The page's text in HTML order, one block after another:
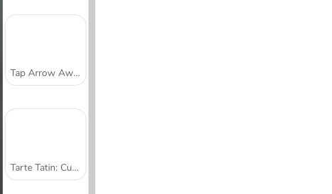
Tap Arrow Away
Tarte Tatin: Cucina con Sara